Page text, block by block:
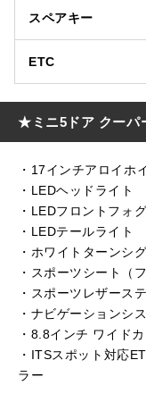
スペアキー
ETC
★ミニ5ドア クーパ
・17インチアロイホ
・LEDヘッドライト
・LEDフロントフォ
・LEDテールライト
・ホワイトターンシ
・スポーツシート（
・スポーツレザース
・ナビゲーションシ
・8.8インチ ワイド
・ITSスポット対応
ラー